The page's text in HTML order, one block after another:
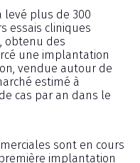
levé plus de 300
essais cliniques
obtenu des
une implantation
vendue autour de
estimé à
cas par an dans le
sont en cours
implantation